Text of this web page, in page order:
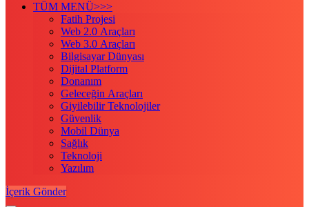
TÜM MENÜ>>>
Fatih Projesi
Web 2.0 Araçları
Web 3.0 Araçları
Bilgisayar Dünyası
Dijital Platform
Donanım
Geleceğin Araçları
Giyilebilir Teknolojiler
Güvenlik
Mobil Dünya
Sağlık
Teknoloji
Yazılım
İçerik Gönder